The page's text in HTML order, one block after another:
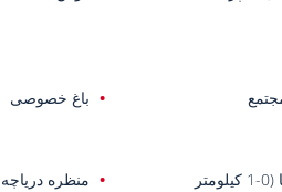
باغ خصوصی
منظره دریاچه